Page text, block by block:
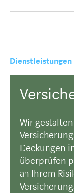
Dienstleistungen
Wir
Deckungen
überprüfen
an Ihrem